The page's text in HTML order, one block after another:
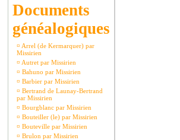
Documents
généalogiques
¤ Arrel (de Kermarquer) par
Missirien
¤ Autret par Missirien
¤ Bahuno par Missirien
¤ Barbier par Missirien
¤ Bertrand de Launay-Bertrand
par Missirien
¤ Bourgblanc par Missirien
¤ Bouteiller (le) par Missirien
¤ Bouteville par Missirien
¤ Brulon par Missirien